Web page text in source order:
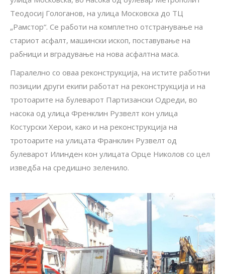
Теодосиј Гологанов, на улица Московска до ТЦ
„Рамстор“. Се работи на комплетно отстранување на
стариот асфалт, машински ископ, поставување на
рабници и вградување на нова асфалтна маса.
Паралелно со оваа реконструкција, на истите работни
позиции други екипи работат на реконструкција и на
тротоарите на булеварот Партизански Одреди, во
насока од улица Френклин Рузвелт кон улица
Костурски Херои, како и на реконструкција на
тротоарите на улицата Франклин Рузвелт од
булеварот Илинден кон улицата Орце Николов со цел
изведба на средишно зеленило.